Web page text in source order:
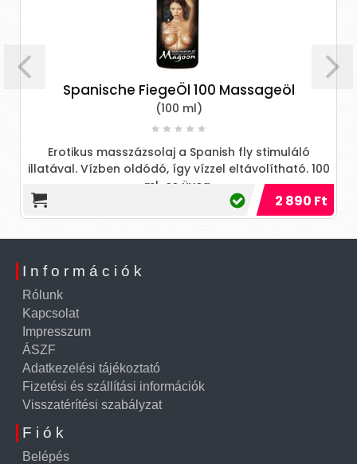
Spanische FiegeÖl 100 Massageöl
(100 ml)
Erotikus masszázsolaj a Spanish fly stimuláló
illatával. Vízben oldódó, így vízzel eltávolítható. 100
ml-es üveg.
2 890 Ft
Információk
Rólunk
Kapcsolat
Impresszum
ÁSZF
Adatkezelési tájékoztató
Fizetési és szállítási információk
Visszatérítési szabályzat
Fiók
Belépés